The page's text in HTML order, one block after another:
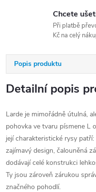
Chcete
Při platbě
Kč na celý
Popis produktu
Detailní popis
Larde je mimořádně útulná,
pohovka ve tvaru písmene L
její charakteristické rysy
zajímavý design, čalouněná
dodávají celé konstrukci
Ty jsou zároveň zárukou
značného pohodlí.